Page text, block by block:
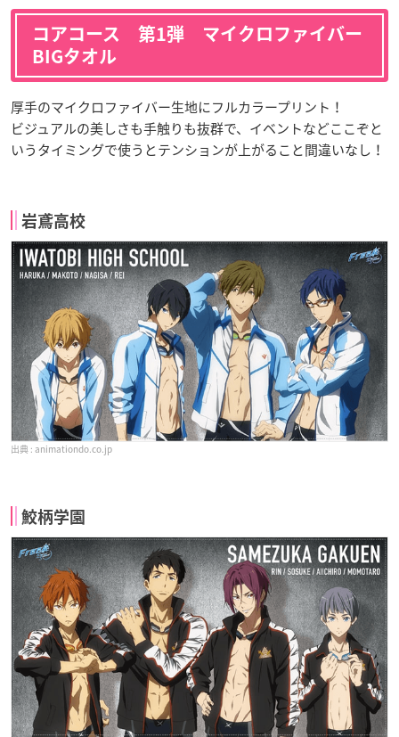
コアコース 第1弾 マイクロファイバー
BIGタオル
厚手のマイクロファイバー生地にフルカラープリント！
ビジュアルの美しさも手触りも抜群で、イベントなどここぞと
いうタイミングで使うとテンションが上がること間違いなし！
岩鳶高校
animationdo.co.jp
鮫柄学園